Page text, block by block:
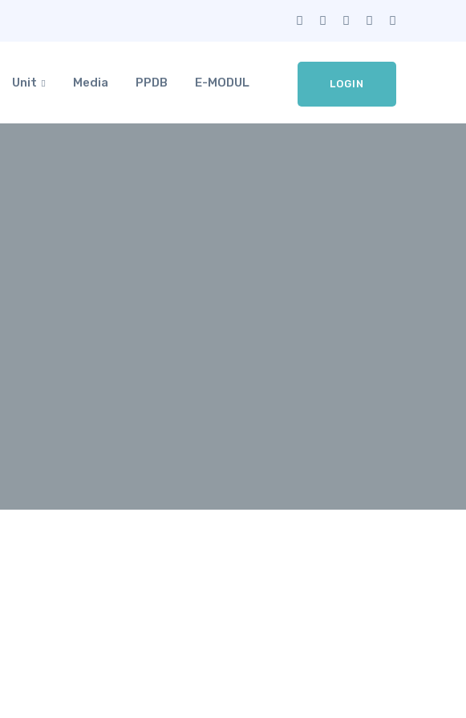
LOGIN
Unit Media PPDB E-MODUL